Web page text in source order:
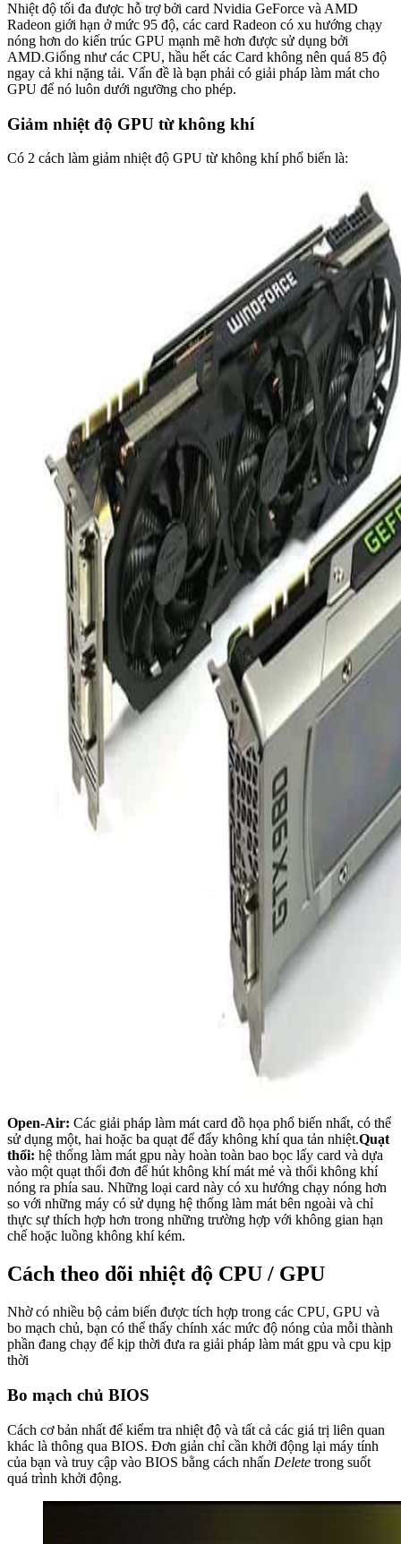
Nhiệt độ tối đa được hỗ trợ bởi card Nvidia GeForce và AMD
Radeon giới hạn ở mức 95 độ, các card Radeon có xu hướng chạy
nóng hơn do kiến ​​trúc GPU mạnh mẽ hơn được sử dụng bởi
AMD.Giống như các CPU, hầu hết các Card không nên quá 85 độ
ngay cả khi nặng tải. Vấn đề là bạn phải có giải pháp làm mát cho
GPU để nó luôn dưới ngưỡng cho phép.
Giảm nhiệt độ GPU từ không khí
Có 2 cách làm giảm nhiệt độ GPU từ không khí phổ biến là:
Open-Air: Các giải pháp làm mát card đồ họa phổ biến nhất, có thể
sử dụng một, hai hoặc ba quạt để đẩy không khí qua tản nhiệt.Quạt
thổi: hệ thống làm mát gpu này hoàn toàn bao bọc lấy card và dựa
vào một quạt thổi đơn để hút không khí mát mẻ và thổi không khí
nóng ra phía sau. Những loại card này có xu hướng chạy nóng hơn
so với những máy có sử dụng hệ thống làm mát bên ngoài và chỉ
thực sự thích hợp hơn trong những trường hợp với không gian hạn
chế hoặc luồng không khí kém.
Cách theo dõi nhiệt độ CPU / GPU
Nhờ có nhiều bộ cảm biến được tích hợp trong các CPU, GPU và
bo mạch chủ, bạn có thể thấy chính xác mức độ nóng của mỗi thành
phần đang chạy để kịp thời đưa ra giải pháp làm mát gpu và cpu kịp
thời
Bo mạch chủ BIOS
Cách cơ bản nhất để kiểm tra nhiệt độ và tất cả các giá trị liên quan
khác là thông qua BIOS. Đơn giản chỉ cần khởi động lại máy tính
của bạn và truy cập vào BIOS bằng cách nhấn Delete trong suốt
quá trình khởi động.